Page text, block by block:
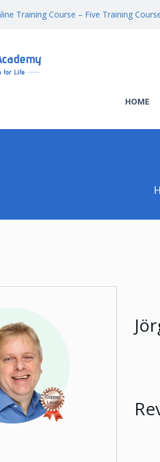
Training Course – Five Training
HOME